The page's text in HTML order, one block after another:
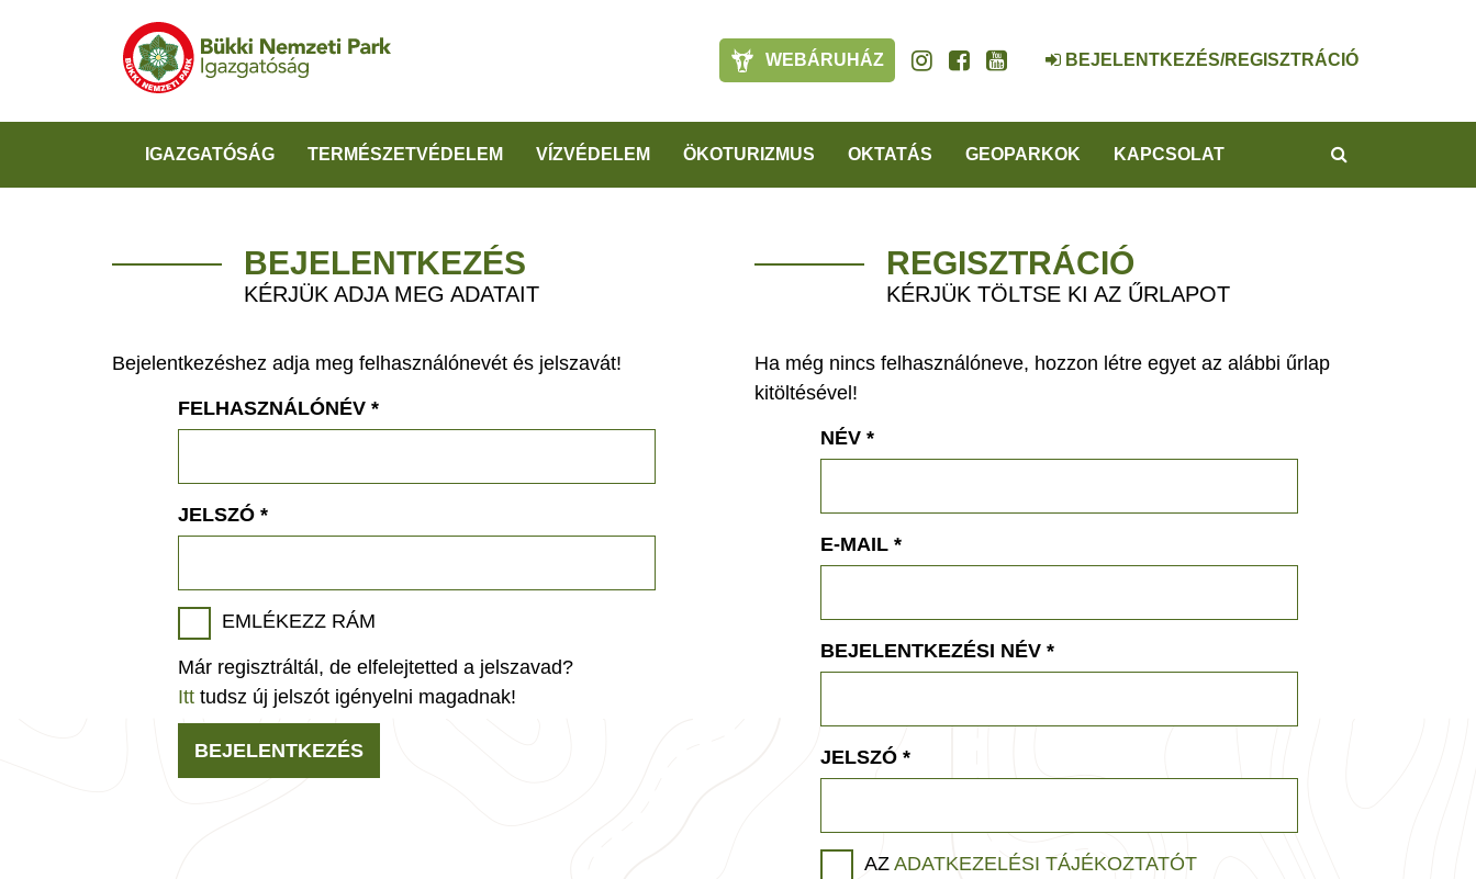
WEBÁRUHÁZ BEJELENTKEZÉS/REGISZTRÁCIÓ
IGAZGATÓSÁG TERMÉSZETVÉDELEM VÍZVÉDELEM ÖKOTURIZMUS OKTATÁS GEOPARKOK KAPCSOLAT
BEJELENTKEZÉS
KÉRJÜK ADJA MEG ADATAIT
Bejelentkezéshez adja meg felhasználónevét és jelszavát!
FELHASZNÁLÓNÉV *
JELSZÓ *
EMLÉKEZZ RÁM
Már regisztráltál, de elfelejtetted a jelszavad?
Itt tudsz új jelszót igényelni magadnak!
BEJELENTKEZÉS
REGISZTRÁCIÓ
KÉRJÜK TÖLTSE KI AZ ŰRLAPOT
Ha még nincs felhasználóneve, hozzon létre egyet az alábbi űrlap
kitöltésével!
NÉV *
E-MAIL *
BEJELENTKEZÉSI NÉV *
JELSZÓ *
AZ ADATKEZELÉSI TÁJÉKOZTATÓT